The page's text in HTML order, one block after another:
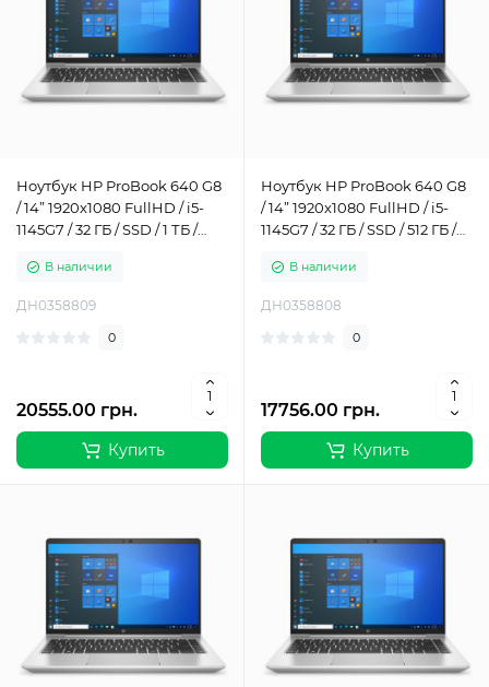
Ноутбук HP ProBook 640 G8
/ 14” 1920x1080 FullHD / i5-
1145G7 / 32 ГБ / SSD / 1 ТБ /
В наличии
ДН0358809
0
20555.00 грн.
Купить
Ноутбук HP ProBook 640 G8
/ 14” 1920x1080 FullHD / i5-
1145G7 / 32 ГБ / SSD / 512 ГБ /
В наличии
ДН0358808
0
17756.00 грн.
Купить